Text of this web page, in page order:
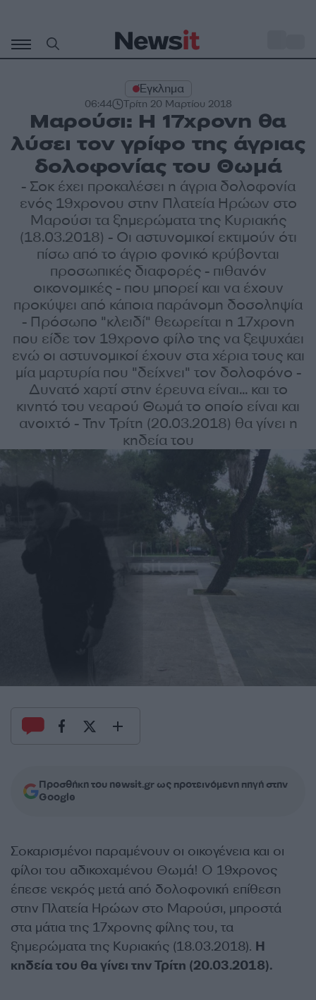
περιεχόμενο
Έγκλημα
06:44 Τρίτη 20 Μαρτίου 2018
Μαρούσι: Η 17χρονη θα
λύσει τον γρίφο της άγριας
δολοφονίας του Θωμά
- Σοκ έχει προκαλέσει η άγρια δολοφονία
ενός 19χρονου στην Πλατεία Ηρώων στο
Μαρούσι τα ξημερώματα της Κυριακής
(18.03.2018) - Οι αστυνομικοί εκτιμούν ότι
πίσω από το άγριο φονικό κρύβονται
προσωπικές διαφορές - πιθανόν
οικονομικές - που μπορεί και να έχουν
προκύψει από κάποια παράνομη δοσοληψία
- Πρόσωπο "κλειδί" θεωρείται η 17χρονη
που είδε τον 19χρονο φίλο της να ξεψυχάει
ενώ οι αστυνομικοί έχουν στα χέρια τους και
μία μαρτυρία που "δείχνει" τον δολοφόνο -
Δυνατό χαρτί στην έρευνα είναι... και το
κινητό του νεαρού Θωμά το οποίο είναι και
ανοιχτό - Την Τρίτη (20.03.2018) θα γίνει η
κηδεία του
Προσθήκη του newsit.gr ως προτεινόμενη πηγή στην
Google
Σοκαρισμένοι παραμένουν οι οικογένεια και οι
φίλοι του αδικοχαμένου Θωμά! Ο 19χρονος
έπεσε νεκρός μετά από δολοφονική επίθεση
στην Πλατεία Ηρώων στο Μαρούσι, μπροστά
στα μάτια της 17χρονης φίλης του, τα
ξημερώματα της Κυριακής (18.03.2018). Η
κηδεία του θα γίνει την Τρίτη (20.03.2018).